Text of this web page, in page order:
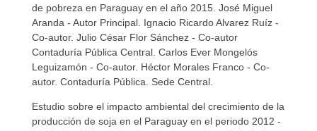
de pobreza en Paraguay en el año 2015. José Miguel
Aranda - Autor Principal. Ignacio Ricardo Alvarez Ruíz -
Co-autor. Julio César Flor Sánchez - Co-autor
Contaduría Pública Central. Carlos Ever Mongelós
Leguizamón - Co-autor. Héctor Morales Franco - Co-
autor. Contaduría Pública. Sede Central.
Estudio sobre el impacto ambiental del crecimiento de la
producción de soja en el Paraguay en el periodo 2012 -